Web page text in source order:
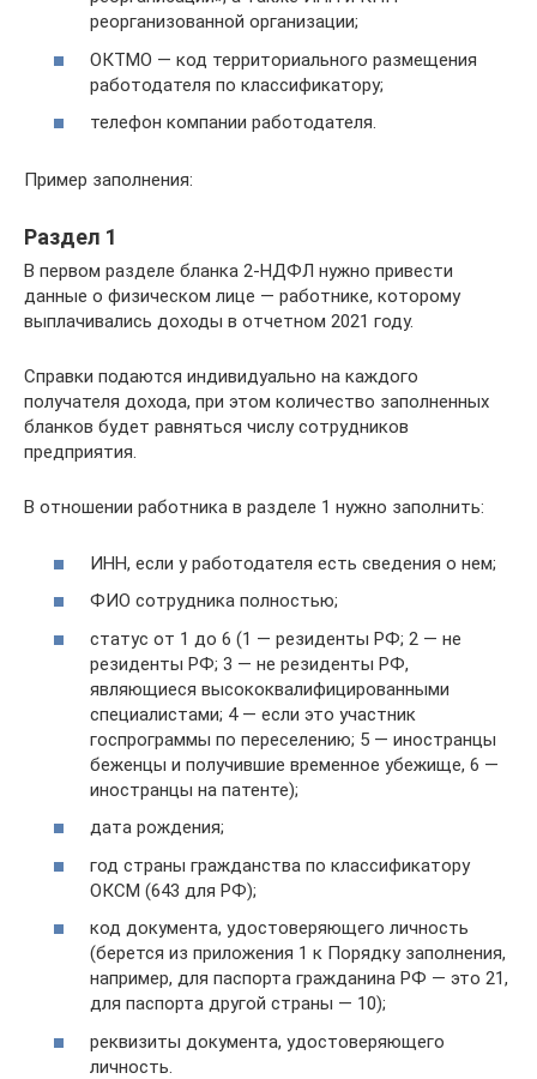
реорганизованной организации;
ОКТМО — код территориального размещения
работодателя по классификатору;
телефон компании работодателя.
Пример заполнения:
Раздел 1
В первом разделе бланка 2-НДФЛ нужно привести
данные о физическом лице — работнике, которому
выплачивались доходы в отчетном 2021 году.
Справки подаются индивидуально на каждого
получателя дохода, при этом количество заполненных
бланков будет равняться числу сотрудников
предприятия.
В отношении работника в разделе 1 нужно заполнить:
ИНН, если у работодателя есть сведения о нем;
ФИО сотрудника полностью;
статус от 1 до 6 (1 — резиденты РФ; 2 — не
резиденты РФ; 3 — не резиденты РФ,
являющиеся высококвалифицированными
специалистами; 4 — если это участник
госпрограммы по переселению; 5 — иностранцы
беженцы и получившие временное убежище, 6 —
иностранцы на патенте);
дата рождения;
год страны гражданства по классификатору
ОКСМ (643 для РФ);
код документа, удостоверяющего личность
(берется из приложения 1 к Порядку заполнения,
например, для паспорта гражданина РФ — это 21,
для паспорта другой страны — 10);
реквизиты документа, удостоверяющего
личность.